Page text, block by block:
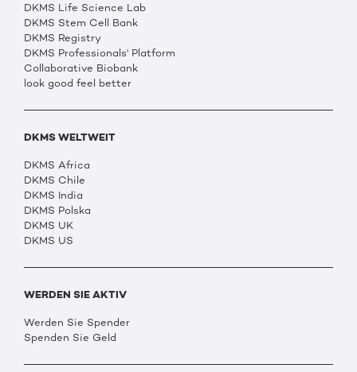
DKMS Life Science Lab
DKMS Stem Cell Bank
DKMS Registry
DKMS Professionals' Platform
Collaborative Biobank
look good feel better
DKMS WELTWEIT
DKMS Africa
DKMS Chile
DKMS India
DKMS Polska
DKMS UK
DKMS US
WERDEN SIE AKTIV
Werden Sie Spender
Spenden Sie Geld